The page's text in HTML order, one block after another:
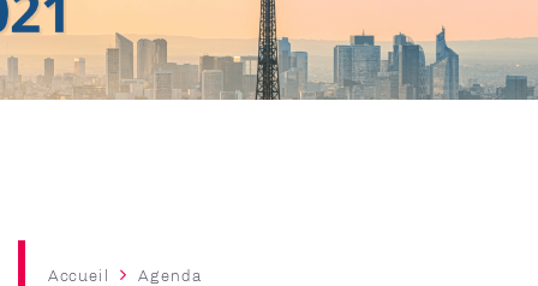
Fil
Accueil Agenda